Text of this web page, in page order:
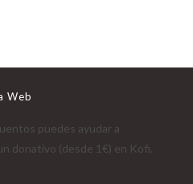
Web
puedes ayudar a
donativo (desde 1€) en Kofi.